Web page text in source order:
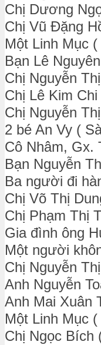
Chị Dương
Chị Vũ Đặng
Một Linh Mục
Bạn Lê
Chị Nguyễn
Chị Lê Kim
Chị Nguyễn
2 bé An Vy (
Cô Nhâm, Gx.
Bạn Nguyễn
Ba người đi
Chị Võ Thị
Chị Phạm Thị
Gia đình ông
Một người
Chị Nguyễn
Anh Nguyễn
Anh Mai Xuân
Một Linh Mục
Chị Ngọc Bích